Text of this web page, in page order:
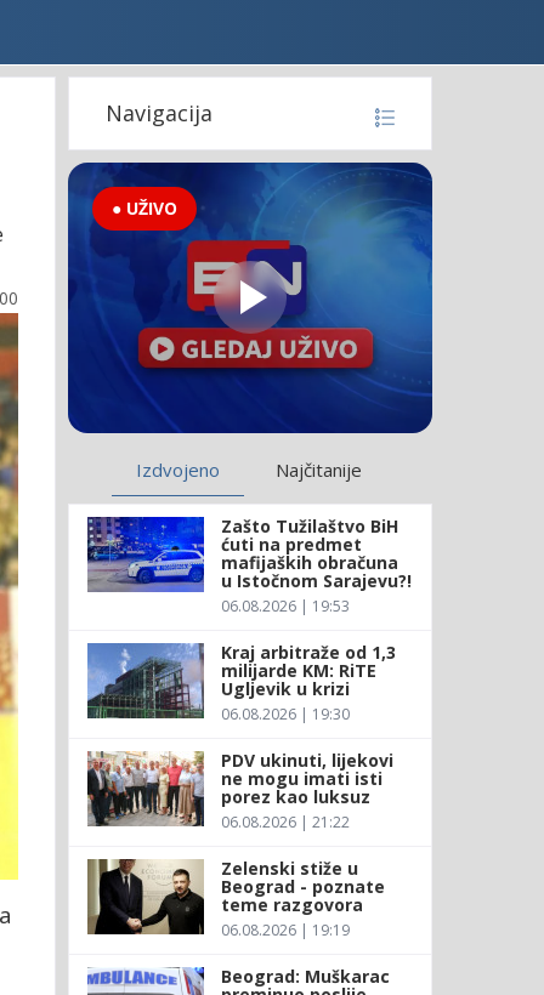
Navigacija
● UŽIVO
Izdvojeno Najčitanije
Zašto Tužilaštvo BiH
ćuti na predmet
mafijaških obračuna
u Istočnom Sarajevu?!
06.08.2026 | 19:53
Kraj arbitraže od 1,3
milijarde KM: RiTE
Ugljevik u krizi
06.08.2026 | 19:30
PDV ukinuti, lijekovi
ne mogu imati isti
porez kao luksuz
06.08.2026 | 21:22
Zelenski stiže u
Beograd - poznate
teme razgovora
06.08.2026 | 19:19
Beograd: Muškarac